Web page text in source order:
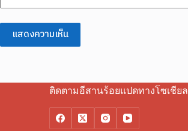
แสดงความเห็น
ติดตามอีสานร้อยแปดทางโซเชียล